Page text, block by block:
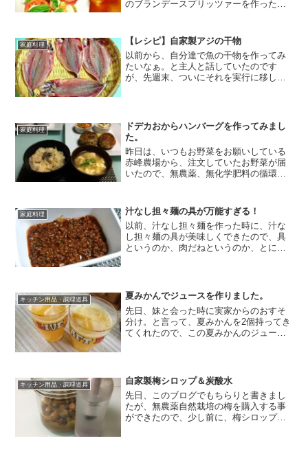
のブランデースプリッツァーを作ったの
ースプリッツァー自体は、もう一瞬にし
て飲み干してしまって、無く...
家庭料理
【レシピ】自家製アジの干物
以前から、自分達で魚の干物を作ってみ
たいなぁ。と主人と話していたのです
が、先週末、ついにそれを実行に移して
している間に、主人がアジを干...
家庭料理
ドデカおからハンバーグを作ってみまし
た。
昨日は、いつもお野菜をお願いしている
赤峰農場から、注文していたお野菜が届
いたので、無農薬、無化学肥料の循環農
みましたよ。おからハンバーグの中身
は、鶏もも肉のミンチ、おか...
家庭料理
汁なし担々麺の具が万能すぎる！
以前、汁なし担々麺を作った時に、汁な
し担々麺の具が美味しくできたので、具
というのか、肉だねというのか、とにか
カー】自家製汁なし担々麺...
キッチン用品・調理道具
夏みかんでジュースを作りました。
先日、妹と会った時に実家からのおすそ
分け。と言って、夏みかんを2個持ってき
てくれたので、この夏みかんのジュース
親の実家はもともと、び...
キッチン用品・調理道具
自家製梅シロップ＆炭酸水
先日、このブログでもちらりと書きまし
たが、無農薬自然栽培の梅を購入する事
ができたので、少し前に、梅シロップを